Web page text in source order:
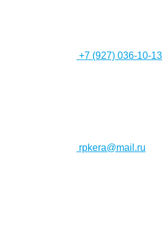
+7 (927) 036-10-13
rpkera@mail.ru